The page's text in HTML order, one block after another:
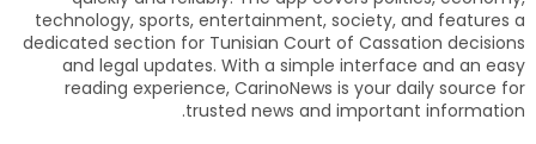
technology, sports, entertainment, society, and features a
dedicated section for Tunisian Court of Cassation decisions
and legal updates. With a simple interface and an easy
reading experience, CarinoNews is your daily source for
trusted news and important information.